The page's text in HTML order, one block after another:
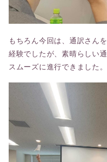
もちろん今回は、通訳さん
経験でしたが、素晴らしい
スムーズに進行できました。